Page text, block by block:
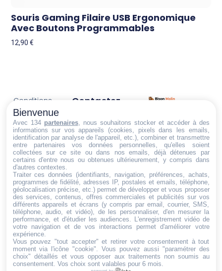
Souris Gaming Filaire USB Ergonomique
Avec Boutons Programmables
12,90€
Trouvez ce qu'il vous faut,
au bon endroit
Conditions
générales
de vente
Politique de
cookies
Politique de
confidentialité
Mentions
légales
Conditions de
retour et de
remboursement
Droit de
rétractation
Contactez-
Email:
dt@sasbms.fr
Bienvenue
Avec 134 partenaires, nous souhaitons stocker et accéder à des
informations sur vos appareils (cookies, pixels dans les emails,
identification par analyse de l'appareil, etc.), combiner et transmettre
entre partenaires vos données personnelles, qu'elles soient
collectées sur ce site ou dans nos emails, déjà détenues par
certains d'entre nous ou obtenues ultérieurement, y compris dans
d'autres contextes.
Traiter ces données (identifiants, navigation, préférences, achats,
programmes de fidélité, adresses IP, postales et emails, téléphone,
géolocalisation précise, etc.) permet de développer et vous proposer
des services, contenus, offres commerciales et publicités sur vos
différents appareils et écrans (y compris par email, courrier, SMS,
téléphone, audio, et vidéo), de les personnaliser, d'en mesurer la
performance, et d'étudier les audiences. L'enregistrement vidéo de
votre navigation et de vos interactions permet d'améliorer votre
expérience.
Vous pouvez "tout accepter" et retirer votre consentement à tout
moment via l'icône "cookie" . Vous pouvez aussi "paramétrer des
choix" détaillés et vous opposer aux traitements non soumis au
consentement. Vos choix sont valables pour 6 mois.